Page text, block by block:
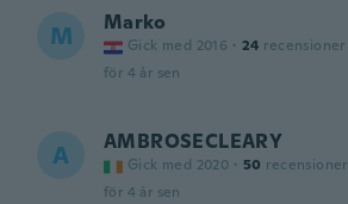
M Marko
Gick med 2016 · 24 recensioner
för 4 år sen
A AMBROSECLEARY
Gick med 2020 · 50 recensioner
för 4 år sen